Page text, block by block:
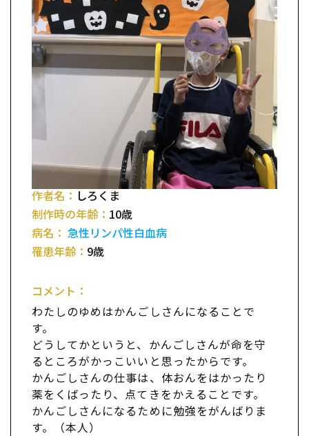
作者名： しろくま
制作時の年齢： 10歳
病名： 急性リンパ性白血病
罹患年齢： 9歳
コメント：
わたしのゆめはかんごしさんになることで
す。
どうしてかというと、かんごしさんが命を守
るところがかっこいいと思ったからです。
かんごしさんの仕事は、体おんをはかったり
薬をくばったり、点てきをかえることです。
かんごしさんになるために勉強をがんばりま
す。（本人）